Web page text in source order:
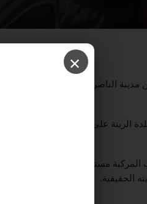
العامة لائحة اتهام ضد شاب (21 عامًا) من مدينة الناصرة،
الرينة على يد مقاتلي الحرس
مستخدمًا بطاقة الهوية
الحقيقية.
✕